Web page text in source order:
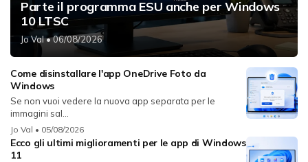
Parte il programma ESU anche per Windows
10 LTSC
Jo Val• 06/08/2026
Come disinstallare l'app OneDrive Foto da
Windows
Se non vuoi vedere la nuova app separata per le
immagini sal...
Jo Val • 05/08/2026
Ecco gli ultimi miglioramenti per le app di Windows
11